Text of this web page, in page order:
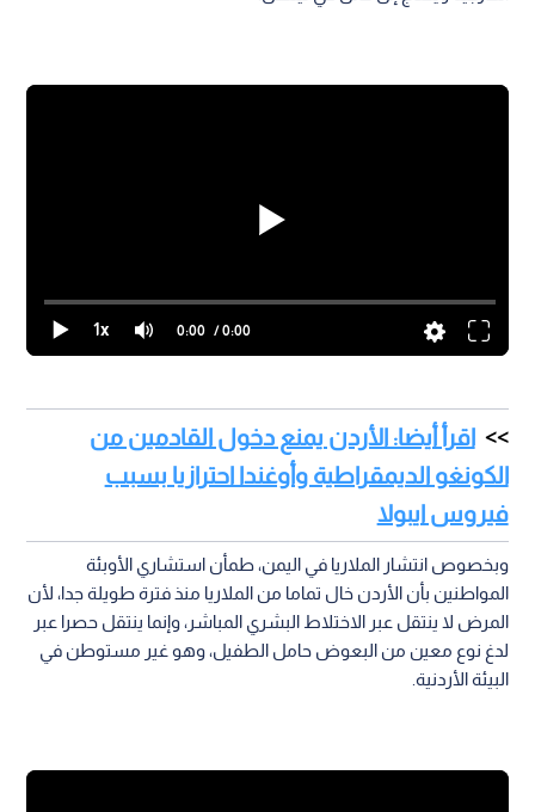
1x 0:00 / 0:00
اقرأ أيضا: الأردن يمنع دخول القادمين من
الكونغو الديمقراطية وأوغندا احترازيا بسبب
فيروس ايبولا
وبخصوص انتشار الملاريا في اليمن، طمأن استشاري الأوبئة
المواطنين بأن الأردن خال تماما من الملاريا منذ فترة طويلة جدا، لأن
المرض لا ينتقل عبر الاختلاط البشري المباشر، وإنما ينتقل حصرا عبر
لدغ نوع معين من البعوض حامل الطفيل، وهو غير مستوطن في
البيئة الأردنية.